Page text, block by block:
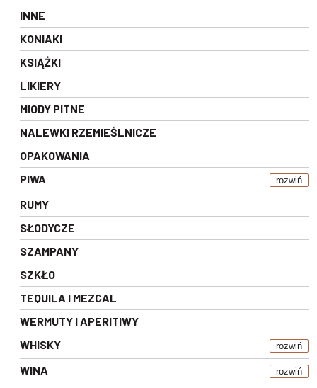
INNE
KONIAKI
KSIĄŻKI
LIKIERY
MIODY PITNE
NALEWKI RZEMIEŚLNICZE
OPAKOWANIA
PIWA
rozwiń
RUMY
SŁODYCZE
SZAMPANY
SZKŁO
TEQUILA I MEZCAL
WERMUTY I APERITIWY
WHISKY
rozwiń
WINA rozwiń